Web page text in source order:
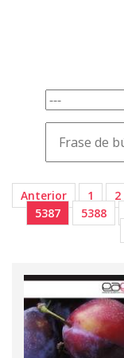
Anterior 1 2
5387
5388